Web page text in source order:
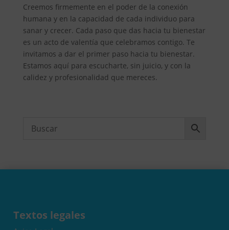
Creemos firmemente en el poder de la conexión
humana y en la capacidad de cada individuo para
sanar y crecer. Cada paso que das hacia tu bienestar
es un acto de valentía que celebramos contigo. Te
invitamos a dar el primer paso hacia tu bienestar.
Estamos aquí para escucharte, sin juicio, y con la
calidez y profesionalidad que mereces.
Textos legales